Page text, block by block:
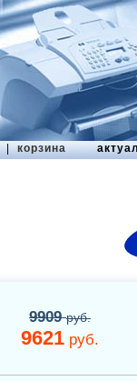
| корзина
9909руб.
9621 руб.